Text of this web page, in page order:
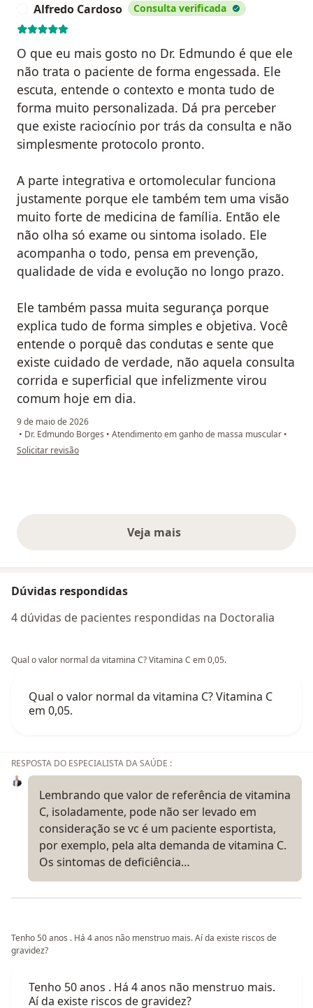
Alfredo Cardoso Consulta verificada
O que eu mais gosto no Dr. Edmundo é que ele
não trata o paciente de forma engessada. Ele
escuta, entende o contexto e monta tudo de
forma muito personalizada. Dá pra perceber
que existe raciocínio por trás da consulta e não
simplesmente protocolo pronto.
A parte integrativa e ortomolecular funciona
justamente porque ele também tem uma visão
muito forte de medicina de família. Então ele
não olha só exame ou sintoma isolado. Ele
acompanha o todo, pensa em prevenção,
qualidade de vida e evolução no longo prazo.
Ele também passa muita segurança porque
explica tudo de forma simples e objetiva. Você
entende o porquê das condutas e sente que
existe cuidado de verdade, não aquela consulta
corrida e superficial que infelizmente virou
comum hoje em dia.
9 de maio de 2026
• Dr. Edmundo Borges • Atendimento em ganho de massa muscular •
na opinião do utilizador Alfredo Cardoso
Solicitar revisão
Veja maisopiniões acima
Dúvidas respondidas
4 dúvidas de pacientes respondidas na Doctoralia
Qual o valor normal da vitamina C? Vitamina C em 0,05.
Qual o valor normal da vitamina C? Vitamina C
em 0,05.
RESPOSTA DO ESPECIALISTA DA SAÚDE :
Lembrando que valor de referência de vitamina
C, isoladamente, pode não ser levado em
consideração se vc é um paciente esportista,
por exemplo, pela alta demanda de vitamina C.
Os sintomas de deficiência…
Tenho 50 anos . Há 4 anos não menstruo mais. Aí da existe riscos de
gravidez?
Tenho 50 anos . Há 4 anos não menstruo mais.
Aí da existe riscos de gravidez?